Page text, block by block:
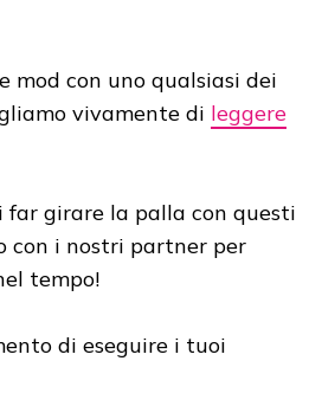
mod con uno qualsiasi dei
vivamente di leggere
far girare la palla con questi
con i nostri partner per
tempo!
di eseguire i tuoi